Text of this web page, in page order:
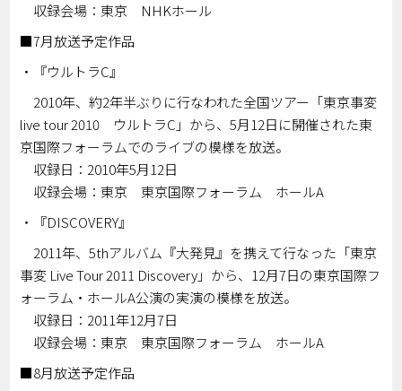
収録会場：東京 NHKホール
■7月放送予定作品
・『ウルトラC』
2010年、約2年半ぶりに行なわれた全国ツアー「東京事変
live tour 2010 ウルトラC」から、5月12日に開催された東
京国際フォーラムでのライブの模様を放送。
収録日：2010年5月12日
収録会場：東京 東京国際フォーラム ホールA
・『DISCOVERY』
2011年、5thアルバム『大発見』を携えて行なった「東京
事変 Live Tour 2011 Discovery」から、12月7日の東京国際フ
ォーラム・ホールA公演の実演の模様を放送。
収録日：2011年12月7日
収録会場：東京 東京国際フォーラム ホールA
■8月放送予定作品